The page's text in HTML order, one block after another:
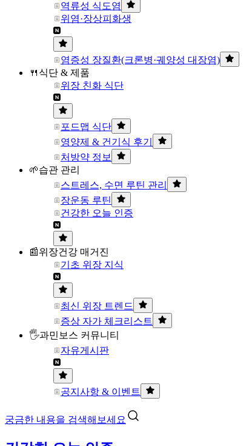
역류성 식도염
위염·장상피화생
염증성 장질환(크론병·궤양성 대장염)
🍴식단 & 제품
위장 친화 식단
포드맵 식단
영양제 & 건기식 후기
처방약 정보
🌱습관 관리
스트레스, 수면 루틴 관리
장운동 루틴
건강한 오늘 인증
📰위장건강 매거진
기초 위장 지식
최신 위장 트렌드
증상 자가 체크리스트
🖐과민보스 커뮤니티
자유게시판
공지사항 & 이벤트
궁금한 내용을 검색해보세요